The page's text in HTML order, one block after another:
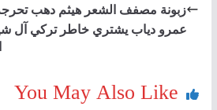
زبونة مصفف الشعر هيثم دهب
عمرو دياب يشتري خاطر تركي آل
You May Also Like